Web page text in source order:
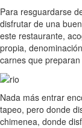
Para resguardarse
disfrutar de una
este restaurante,
propia,
carnes que
Nada más entrar
tapeo, pero donde
chimenea, donde